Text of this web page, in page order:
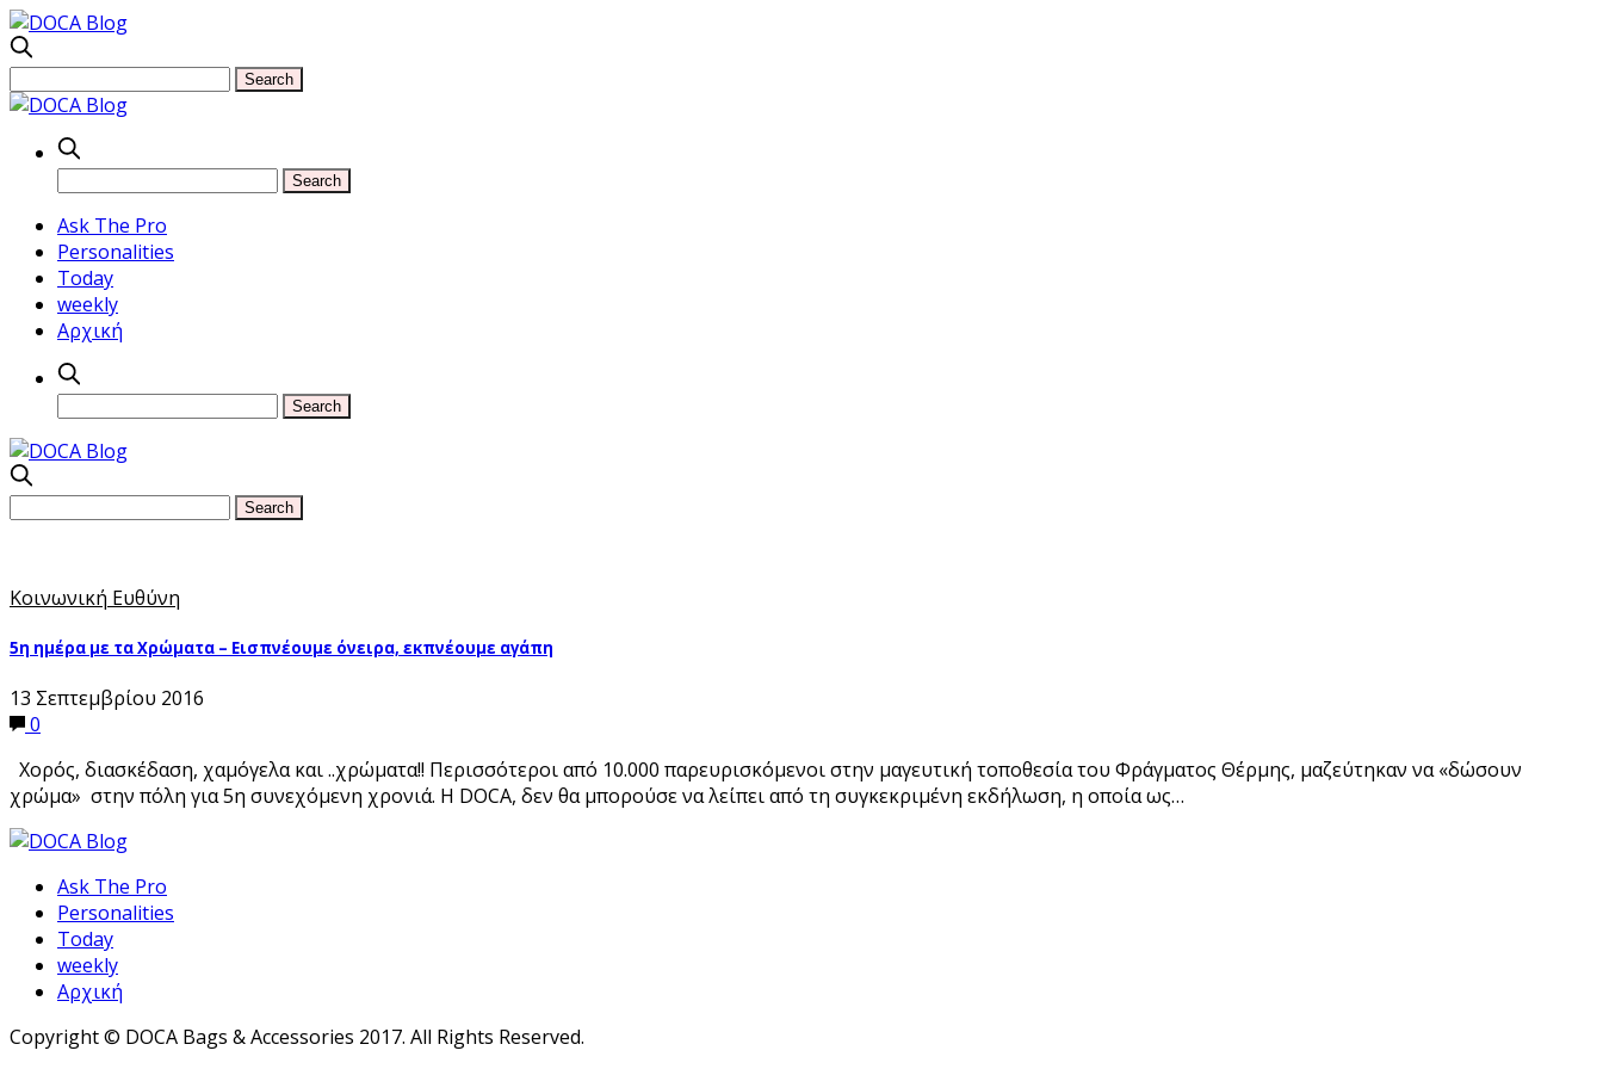
Ask The Pro
Personalities
Today
weekly
Αρχική
Κοινωνική Ευθύνη
5η ημέρα με τα Χρώματα – Εισπνέουμε όνειρα, εκπνέουμε αγάπη
13 Σεπτεμβρίου 2016
0
Χορός, διασκέδαση, χαμόγελα και ..χρώματα!! Περισσότεροι από 10.000 παρευρισκόμενοι στην μαγευτική τοποθεσία του Φράγματος Θέρμης, μαζεύτηκαν να «δώσουν
χρώμα» στην πόλη για 5η συνεχόμενη χρονιά. H DOCA, δεν θα μπορούσε να λείπει από τη συγκεκριμένη εκδήλωση, η οποία ως…
Ask The Pro
Personalities
Today
weekly
Αρχική
Copyright © DOCA Bags & Accessories 2017. All Rights Reserved.